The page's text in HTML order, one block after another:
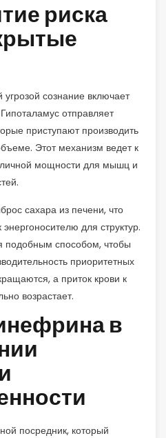
риска
сознание включает
отправляет
приступают производить
Этот механизм ведет к
мощности для мышц и
сахара из печени, что
для структур.
подобным способом, чтобы
приоритетных
а приток крови к
возрастает.
в
посредник, который